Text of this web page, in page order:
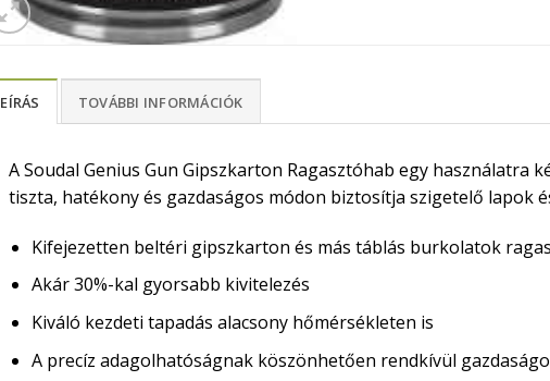
TOVÁBBI INFORMÁCIÓK
A Soudal Genius Gun Gipszkarton Ragasztóhab egy használatra
tiszta, hatékony és gazdaságos módon biztosítja szigetelő lapok
Kifejezetten beltéri gipszkarton és más táblás burkolatok
Akár 30%-kal gyorsabb kivitelezés
Kiváló kezdeti tapadás alacsony hőmérsékleten is
A precíz adagolhatóságnak köszönhetően rendkívül